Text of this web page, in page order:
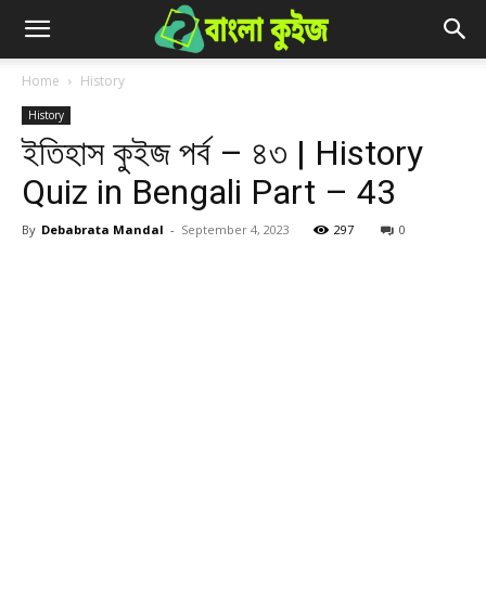
Home History
History
ইতিহাস কুইজ পর্ব – ৪৩ | History
Quiz in Bengali Part – 43
By Debabrata Mandal - September 4, 2023 297 0